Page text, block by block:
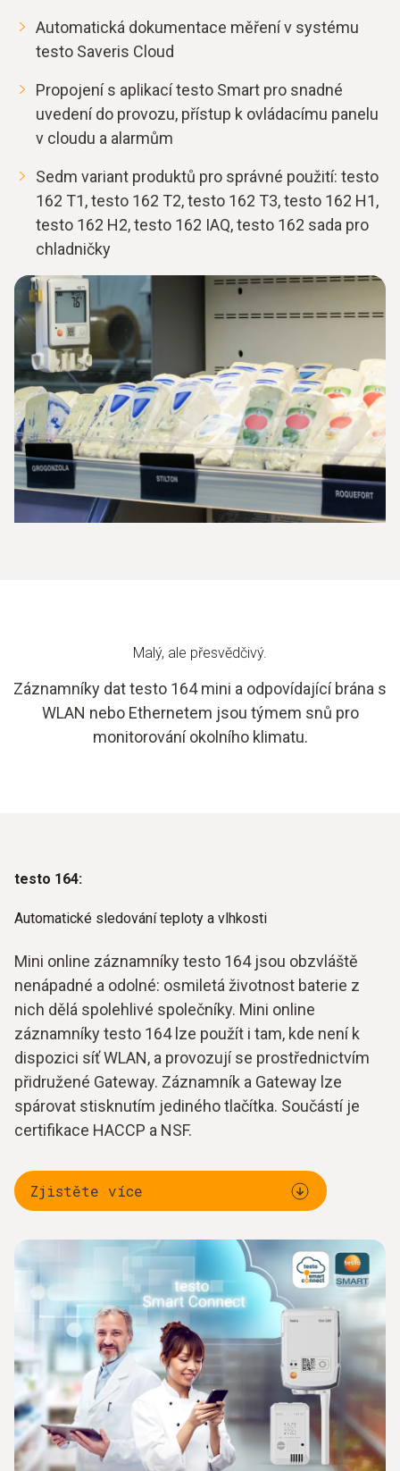
Automatická dokumentace měření v systému
testo Saveris Cloud
Propojení s aplikací testo Smart pro snadné
uvedení do provozu, přístup k ovládacímu panelu
v cloudu a alarmům
Sedm variant produktů pro správné použití: testo
162 T1, testo 162 T2, testo 162 T3, testo 162 H1,
testo 162 H2, testo 162 IAQ, testo 162 sada pro
chladničky
Malý, ale přesvědčivý.
Záznamníky dat testo 164 mini a odpovídající brána s
WLAN nebo Ethernetem jsou týmem snů pro
monitorování okolního klimatu.
testo 164:
Automatické sledování teploty a vlhkosti
Mini online záznamníky testo 164 jsou obzvláště
nenápadné a odolné: osmiletá životnost baterie z
nich dělá spolehlivé společníky. Mini online
záznamníky testo 164 lze použít i tam, kde není k
dispozici síť WLAN, a provozují se prostřednictvím
přidružené Gateway. Záznamník a Gateway lze
spárovat stisknutím jediného tlačítka. Součástí je
certifikace HACCP a NSF.
Zjistěte více